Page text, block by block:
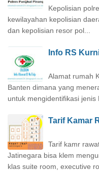
Kepolisian
kewilayahan kepolisian
dan kepolisian resor pol...
Info RS
Alamat rumah
Banten dimana yang
untuk mengidentifikasi jenis
Tarif Kamar
Tarif kamr
Jatinegara bisa klem
klas suite room, executive